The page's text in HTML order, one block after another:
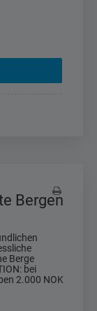
Bergen
Berge
bei
2.000 NOK